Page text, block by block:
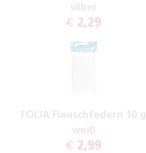
silber
€ 2,29
FOLIA Flauschfedern 10 g
weiß
€ 2,99